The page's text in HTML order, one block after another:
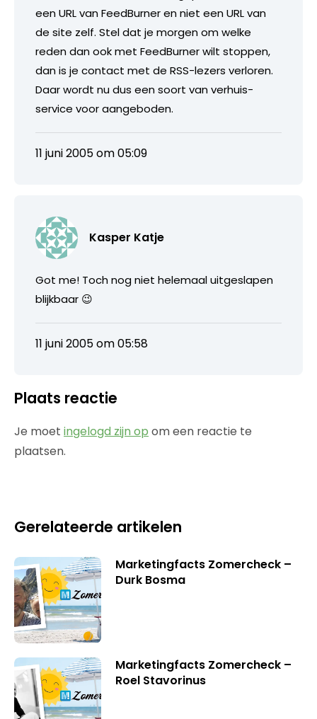
een URL van FeedBurner en niet een URL van
de site zelf. Stel dat je morgen om welke
reden dan ook met FeedBurner wilt stoppen,
dan is je contact met de RSS-lezers verloren.
Daar wordt nu dus een soort van verhuis-
service voor aangeboden.
11 juni 2005 om 05:09
Kasper Katje
Got me! Toch nog niet helemaal uitgeslapen
blijkbaar 😉
11 juni 2005 om 05:58
Plaats reactie
Je moet ingelogd zijn op om een reactie te
plaatsen.
Gerelateerde artikelen
Marketingfacts Zomercheck –
Durk Bosma
Marketingfacts Zomercheck –
Roel Stavorinus